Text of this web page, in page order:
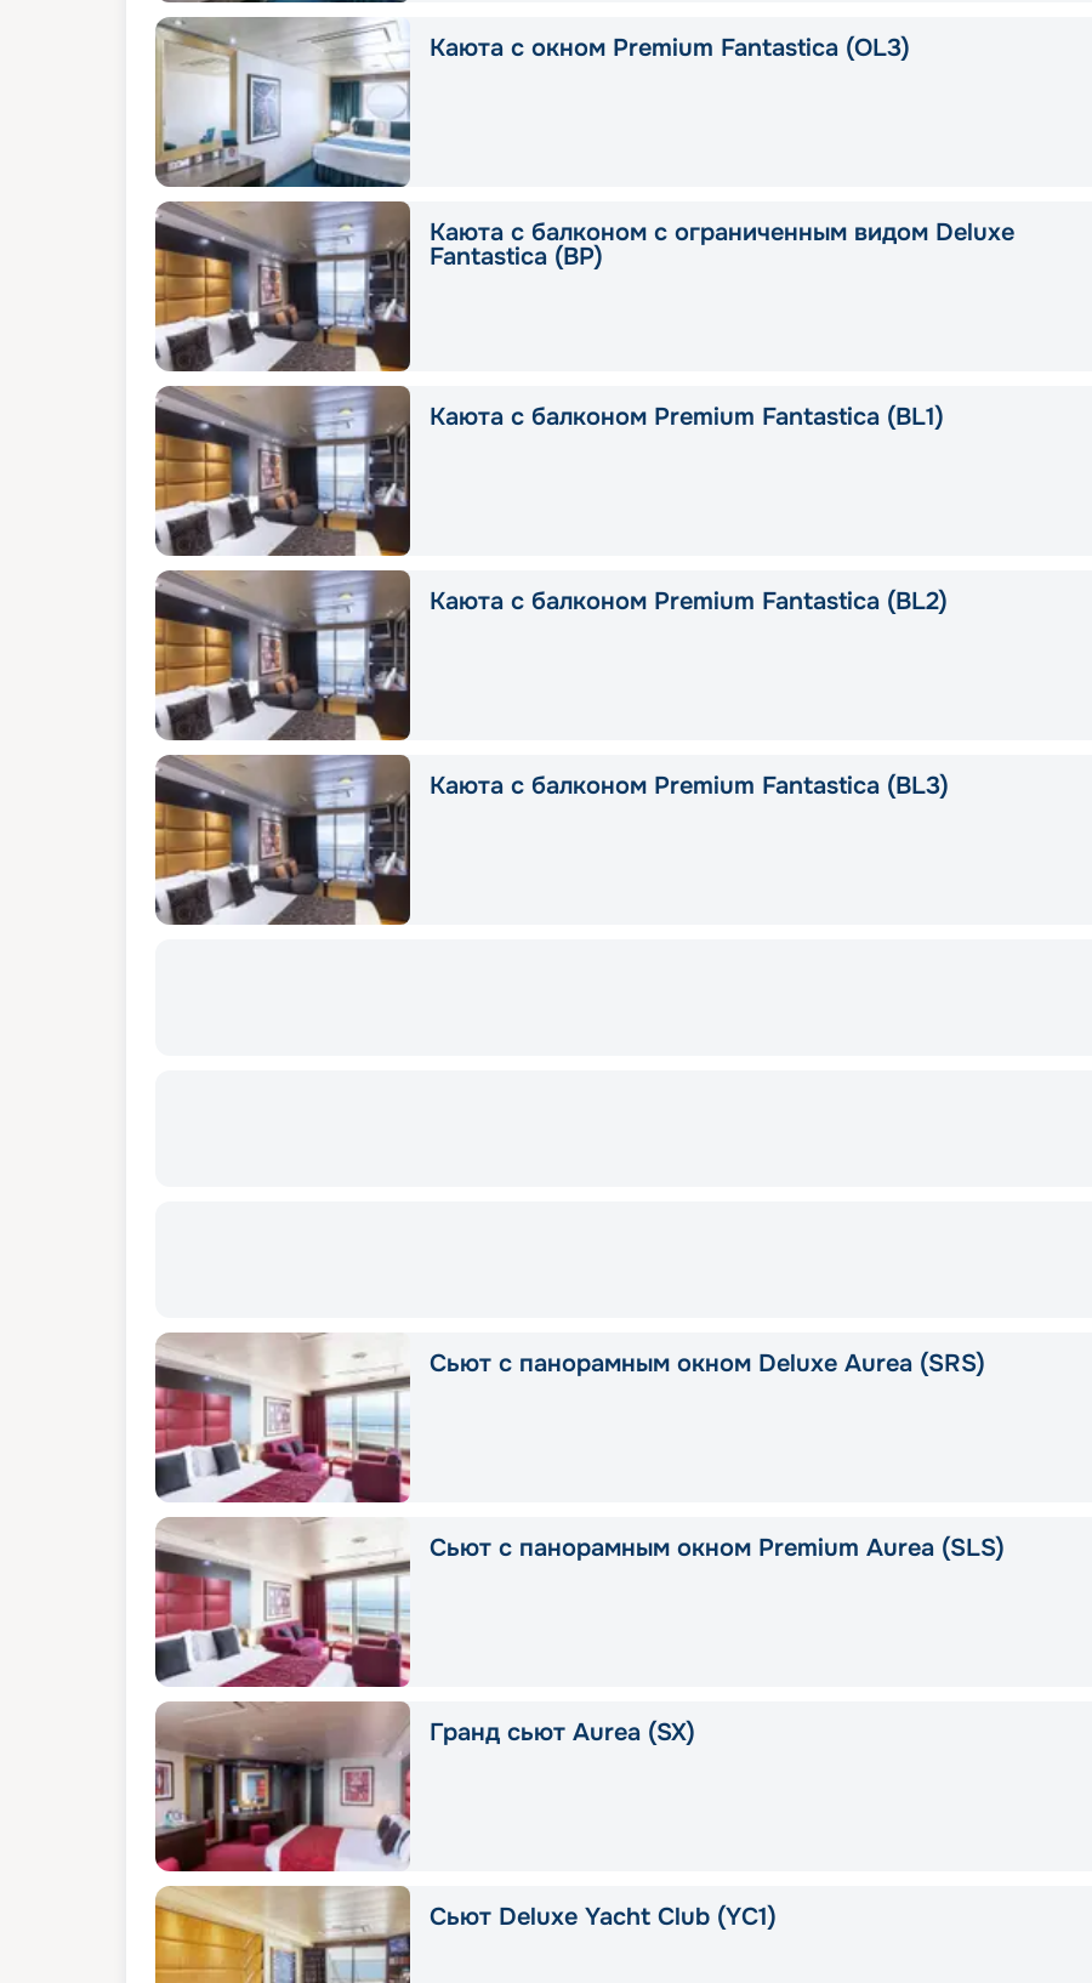
Каюта с окном Premium Fantastica (OL3)
Каюта с балконом с ограниченным видом Deluxe
Fantastica (BP)
Каюта с балконом Premium Fantastica (BL1)
Каюта с балконом Premium Fantastica (BL2)
Каюта с балконом Premium Fantastica (BL3)
Сьют с панорамным окном Deluxe Aurea (SRS)
Сьют с панорамным окном Premium Aurea (SLS)
Гранд сьют Aurea (SX)
Сьют Deluxe Yacht Club (YC1)